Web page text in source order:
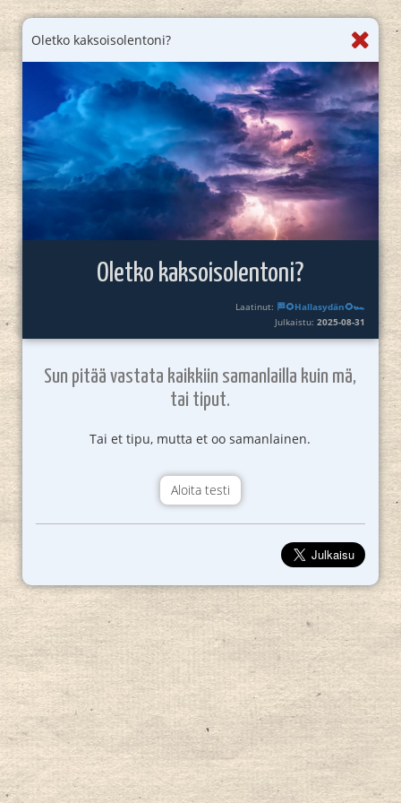
Oletko kaksoisolentoni?
Oletko kaksoisolentoni?
Laatinut: 🏁🌻Hallasydän🌻🏎️
Julkaistu:2025-08-31
Sun pitää vastata kaikkiin samanlailla kuin mä,
tai tiput.
Tai et tipu, mutta et oo samanlainen.
Aloita testi